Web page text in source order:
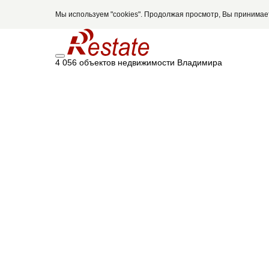
Мы используем "cookies". Продолжая просмотр, Вы
4 056 объектов недвижимости Владимира